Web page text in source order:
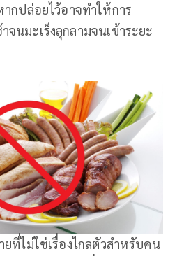
ากปล่อยไว้อาจทำให้การ
นมะเร็งลุกลามจนเข้าระยะ
ยที่ไม่ใช่เรื่องไกลตัวสำหรับคน